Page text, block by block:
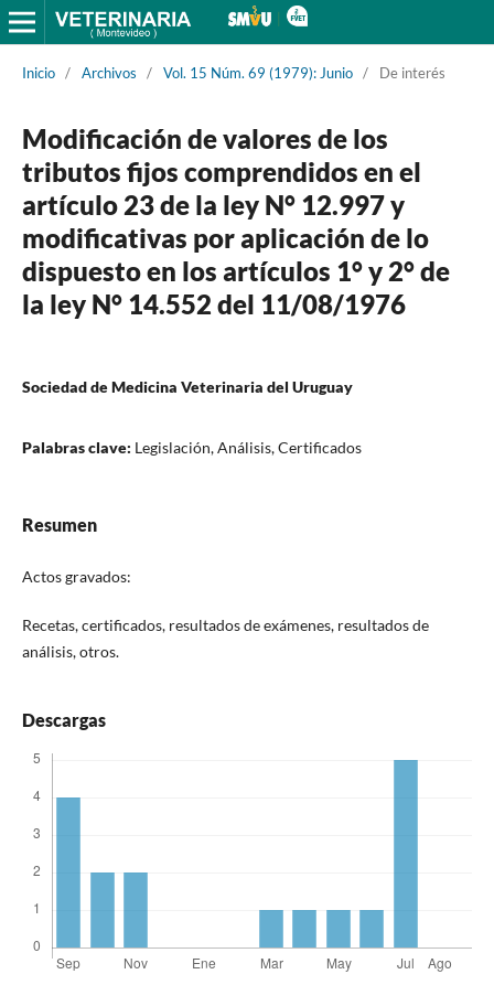
Inicio / Archivos / Vol. 15 Núm. 69 (1979): Junio / De interés
Modificación de valores de los
tributos fijos comprendidos en el
artículo 23 de la ley N° 12.997 y
modificativas por aplicación de lo
dispuesto en los artículos 1° y 2° de
la ley N° 14.552 del 11/08/1976
Sociedad de Medicina Veterinaria del Uruguay
Palabras clave: Legislación, Análisis, Certificados
Resumen
Actos gravados:
Recetas, certificados, resultados de exámenes, resultados de
análisis, otros.
Descargas